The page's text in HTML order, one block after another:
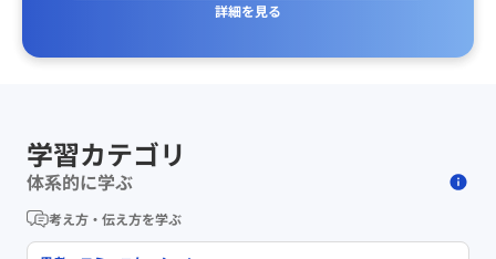
詳細を見る
学習カテゴリ
体系的に学ぶ
考え方・伝え方を学ぶ